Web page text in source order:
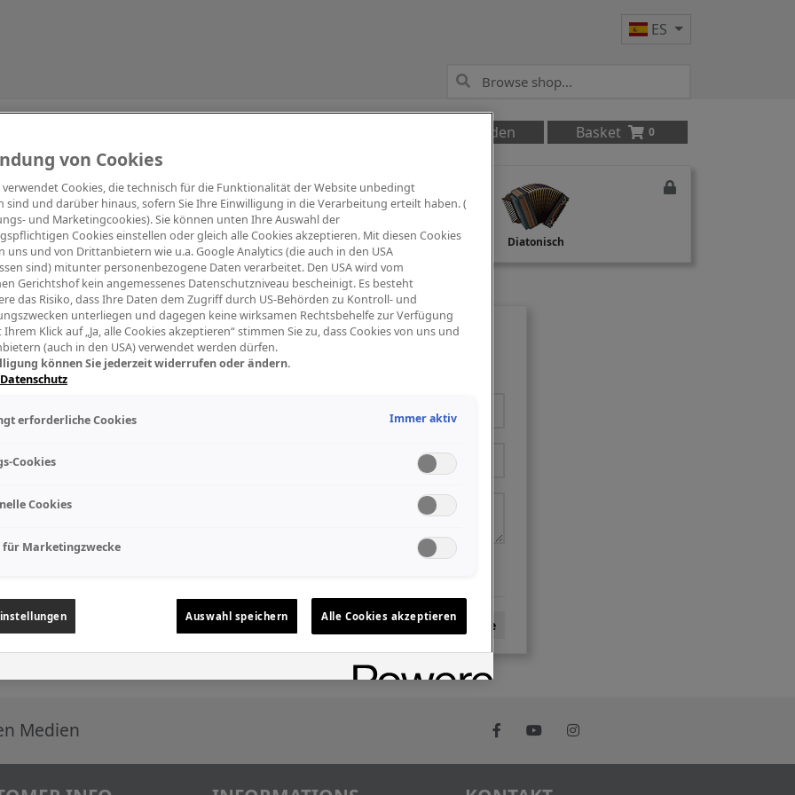
ES
Anmelden Basket 0
Digitalpiano Keys Blasinstrumente Orchester PA Mikrofon Studio Recording Diatonisch
* are required.
Medien
von Cookies
verwendet Cookies, die technisch für die Funktionalität der Website unbedingt
sind und darüber hinaus, sofern Sie Ihre Einwilligung in die Verarbeitung erteilt haben. (
und Marketingcookies). Sie können unten Ihre Auswahl der
Cookies einstellen oder gleich alle Cookies akzeptieren. Mit diesen Cookies
uns und von Drittanbietern wie u.a. Google Analytics (die auch in den USA
sind) mitunter personenbezogene Daten verarbeitet. Den USA wird vom
Gerichtshof kein angemessenes Datenschutzniveau bescheinigt. Es besteht
das Risiko, dass Ihre Daten dem Zugriff durch US-Behörden zu Kontroll- und
unterliegen und dagegen keine wirksamen Rechtsbehelfe zur Verfügung
Klick auf „Ja, alle Cookies akzeptieren“ stimmen Sie zu, dass Cookies von uns und
(auch in den USA) verwendet werden dürfen.
können Sie jederzeit widerrufen oder ändern.
erforderliche Cookies Immer aktiv
Cookies
Cookies
für Marketingzwecke
Auswahl speichern Alle Cookies akzeptieren